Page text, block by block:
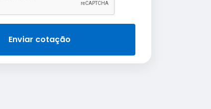
Enviar cotação